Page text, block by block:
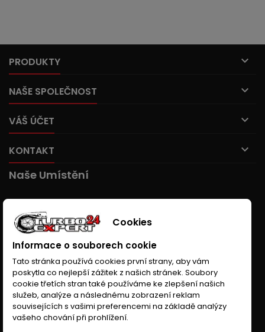
PRODUKTY 
NAŠE SPOLEČNOST 
VÁŠ ÚČET 
KONTAKT 
Naše Umístění
Cookies
Informace o souborech cookie
Tato stránka používá cookies první strany, aby vám
poskytla co nejlepší zážitek z našich stránek. Soubory
cookie třetích stran také používáme ke zlepšení našich
služeb, analýze a následnému zobrazení reklam
souvisejících s vašimi preferencemi na základě analýzy
vašeho chování při prohlížení.